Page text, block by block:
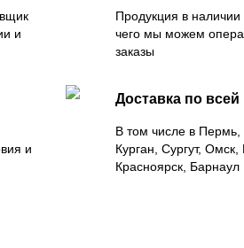
и
Продукция в наличии
чего мы можем
заказы
и
Доставка по всей
В том числе в
Курган, Сургут, Омск,
Красноярск, Барнаул